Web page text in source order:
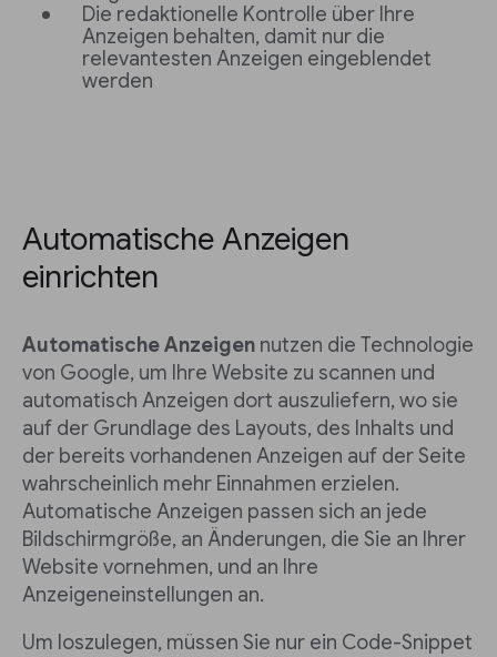
Die redaktionelle Kontrolle über Ihre
Anzeigen behalten, damit nur die
relevantesten Anzeigen eingeblendet
werden
Automatische Anzeigen
einrichten
Automatische Anzeigen nutzen die Technologie
von Google, um Ihre Website zu scannen und
automatisch Anzeigen dort auszuliefern, wo sie
auf der Grundlage des Layouts, des Inhalts und
der bereits vorhandenen Anzeigen auf der Seite
wahrscheinlich mehr Einnahmen erzielen.
Automatische Anzeigen passen sich an jede
Bildschirmgröße, an Änderungen, die Sie an Ihrer
Website vornehmen, und an Ihre
Anzeigeneinstellungen an.
Um loszulegen, müssen Sie nur ein Code-Snippet